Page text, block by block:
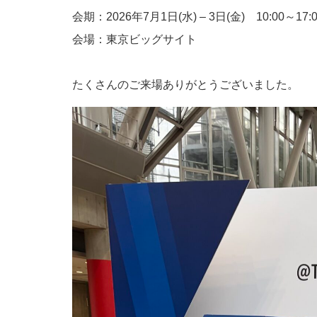
会期：2026年7月1日(水) – 3日(金) 10:00～
会場：東京ビッグサイト
たくさんのご来場ありがとうございました。